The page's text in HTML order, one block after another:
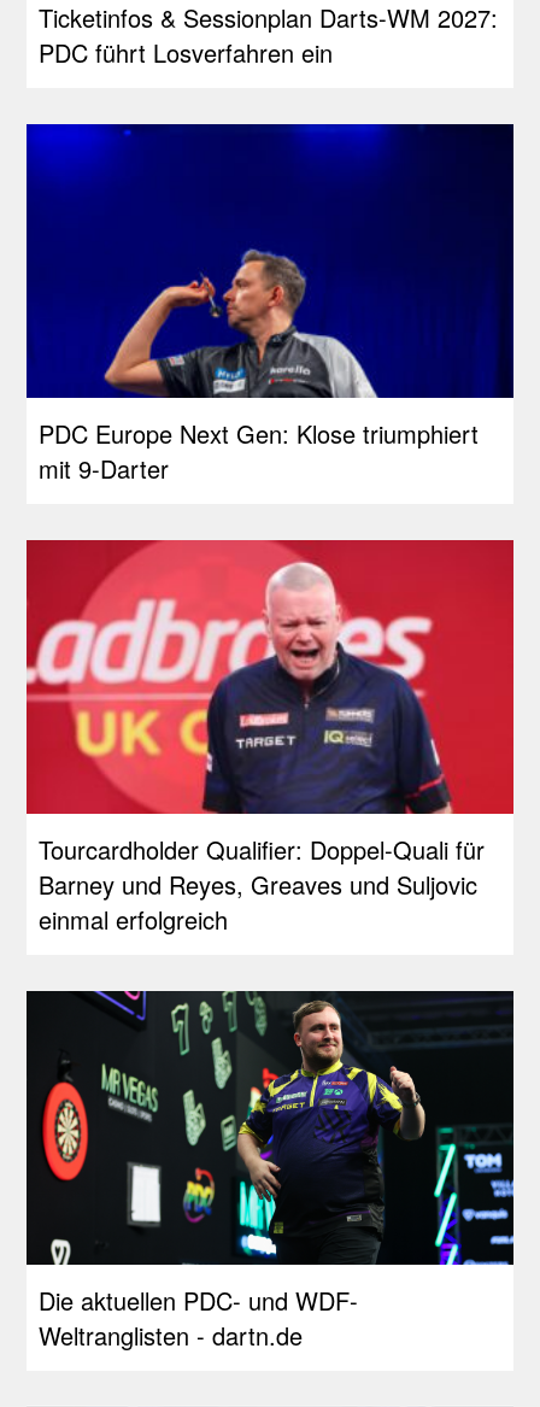
Ticketinfos & Sessionplan Darts-WM 2027:
PDC führt Losverfahren ein
PDC Europe Next Gen: Klose triumphiert
mit 9-Darter
Tourcardholder Qualifier: Doppel-Quali für
Barney und Reyes, Greaves und Suljovic
einmal erfolgreich
Die aktuellen PDC- und WDF-
Weltranglisten - dartn.de